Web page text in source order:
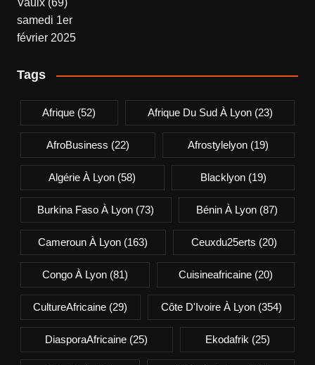
Tags
Afrique (52) Afrique Du Sud À Lyon(23)
AfroBusiness (22) Afrostylelyon (19)
Algérie À Lyon (58) Blacklyon(19)
Burkina Faso À Lyon (73) Bénin À Lyon(87)
Cameroun À Lyon (163) Ceuxdu25erts (20)
Congo À Lyon(81) Cuisineafricaine (20)
CultureAfricaine (29) Côte D'Ivoire À Lyon(354)
DiasporaAfricaine (25) Ekodafrik (25)